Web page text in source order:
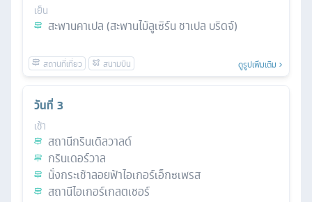
เย็น
สะพานคาเปล (สะพานไม้ลูเซิร์น ชาเปล บริดจ์)
ดูรูปเพิ่มเติม
วันที่ 3
เช้า
สถานีกรินเดิลวาลด์
กรินเดอร์วาล
นั่งกระเช้าลอยฟ้าไอเกอร์เอ็กซเพรส
สถานีไอเกอร์เกลตเชอร์